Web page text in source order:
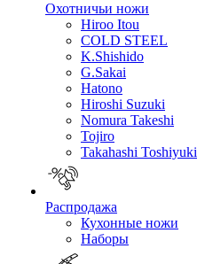
Охотничьи ножи
Hiroo Itou
COLD STEEL
K.Shishido
G.Sakai
Hatono
Hiroshi Suzuki
Nomura Takeshi
Tojiro
Takahashi Toshiyuki
Распродажа
Кухонные ножи
Наборы